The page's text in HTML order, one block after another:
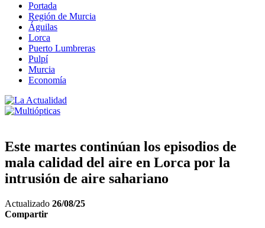
Portada
Región de Murcia
Águilas
Lorca
Puerto Lumbreras
Pulpí
Murcia
Economía
Este martes continúan los episodios de
mala calidad del aire en Lorca por la
intrusión de aire sahariano
Actualizado 26/08/25
Compartir